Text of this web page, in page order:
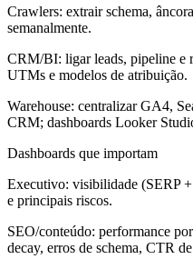
Crawlers: extrair schema,
semanalmente.
CRM/BI: ligar leads, pipeline e
UTMs e modelos de atribuição.
Warehouse: centralizar GA4,
CRM; dashboards Looker
Dashboards que importam
Executivo: visibilidade (SERP
e principais riscos.
SEO/conteúdo: performance
decay, erros de schema, CTR